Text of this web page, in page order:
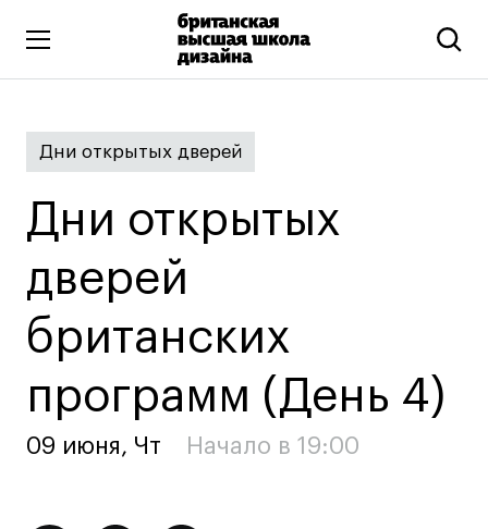
Искусство и дизайн
Бизнес и маркетинг
Все программы
Дополнительное образование
Коммуникационный и цифровой дизайн
Иллюстрация
Современное искусство
Дни открытых дверей
Дни открытых
дверей
британских
программ (День 4)
09 июня, Чт Начало в 19:00